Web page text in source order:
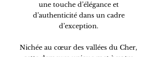
une touche d’élégance et
d’authenticité dans un cadre
d’exception.
Nichée au cœur des vallées du Cher,